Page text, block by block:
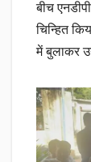
बीच
चिन्हित
में बुलाकर